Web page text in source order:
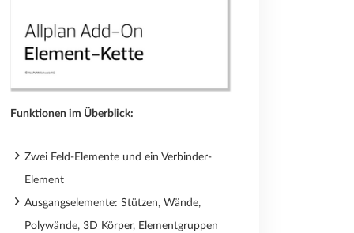
Funktionen im Überblick:
Zwei Feld-Elemente und ein Verbinder-
Element
Ausgangselemente: Stützen, Wände,
Polywände, 3D Körper, Elementgruppen